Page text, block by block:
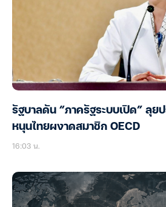
รัฐบาลดัน “ภาครัฐระบบเปิด” ลุย
หนุนไทยผงาดสมาชิก OECD
16:03 น.